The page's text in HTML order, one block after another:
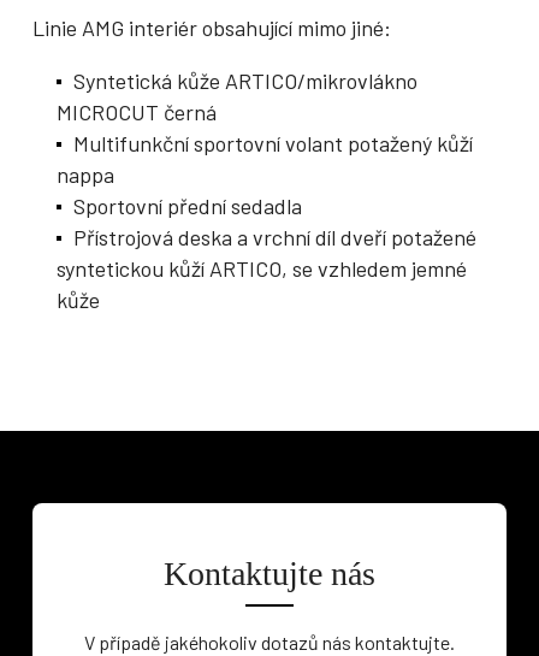
Linie AMG interiér obsahující mimo jiné:
Syntetická kůže ARTICO/mikrovlákno
MICROCUT černá
Multifunkční sportovní volant potažený kůží
nappa
Sportovní přední sedadla
Přístrojová deska a vrchní díl dveří potažené
syntetickou kůží ARTICO, se vzhledem jemné
kůže
Kontaktujte nás
V případě jakéhokoliv dotazů nás kontaktujte.